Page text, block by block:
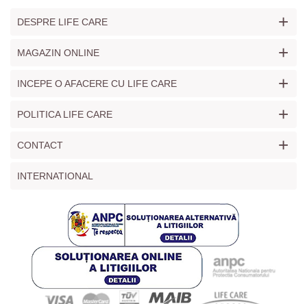
+
DESPRE LIFE CARE
+
MAGAZIN ONLINE
+
INCEPE O AFACERE CU LIFE CARE
+
POLITICA LIFE CARE
+
CONTACT
INTERNATIONAL